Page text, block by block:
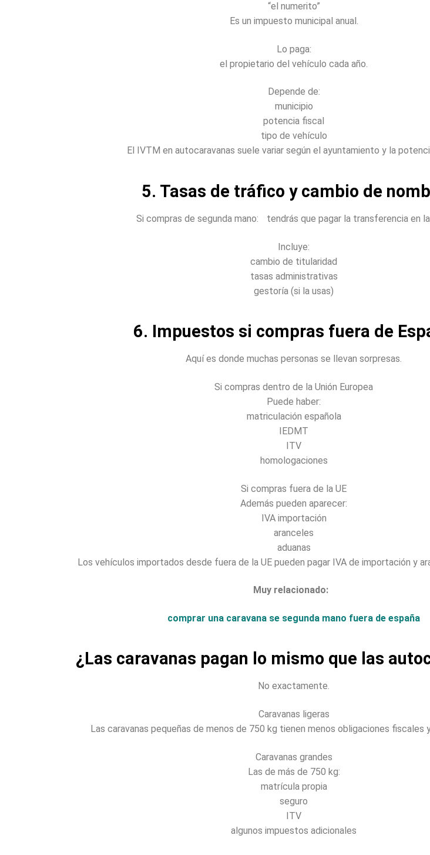
“el numerito”
Es un impuesto municipal anual.
Lo paga:
el propietario del vehículo cada año.
Depende de:
municipio
potencia fiscal
tipo de vehículo
El IVTM en autocaravanas suele variar según el ayuntamiento y la
5. Tasas de tráfico y cambio de
Si compras de segunda mano: tendrás que pagar la transferencia en la
Incluye:
cambio de titularidad
tasas administrativas
gestoría (si la usas)
6. Impuestos si compras fuera de
Aquí es donde muchas personas se llevan sorpresas.
Si compras dentro de la Unión Europea
Puede haber:
matriculación española
IEDMT
ITV
homologaciones
Si compras fuera de la UE
Además pueden aparecer:
IVA importación
aranceles
aduanas
Los vehículos importados desde fuera de la UE pueden pagar IVA de importación y
Muy relacionado:
comprar una caravana se segunda mano fuera de españa
¿Las caravanas pagan lo mismo que las
No exactamente.
Caravanas ligeras
Las caravanas pequeñas de menos de 750 kg tienen menos obligaciones fiscales
Caravanas grandes
Las de más de 750 kg:
matrícula propia
seguro
ITV
algunos impuestos adicionales